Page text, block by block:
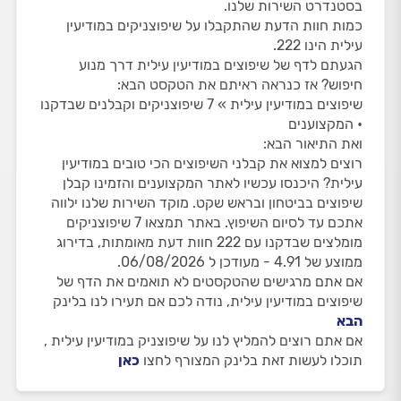
בסטנדרט השירות שלנו.
כמות חוות הדעת שהתקבלו על שיפוצניקים במודיעין
עילית הינו 222.
הגעתם לדף של שיפוצים במודיעין עילית דרך מנוע
חיפוש? אז כנראה ראיתם את הטקסט הבא:
שיפוצים במודיעין עילית » 7 שיפוצניקים וקבלנים שבדקנו
• המקצוענים
ואת התיאור הבא:
רוצים למצוא את קבלני השיפוצים הכי טובים במודיעין
עילית? היכנסו עכשיו לאתר המקצוענים והזמינו קבלן
שיפוצים בביטחון ובראש שקט. מוקד השירות שלנו ילווה
אתכם עד לסיום השיפוץ. באתר תמצאו 7 שיפוצניקים
מומלצים שבדקנו עם 222 חוות דעת מאומתות, בדירוג
ממוצע של 4.91 - מעודכן ל 06/08/2026.
אם אתם מרגישים שהטקסטים לא תואמים את הדף של
שיפוצים במודיעין עילית, נודה לכם אם תעירו לנו בלינק
הבא
אם אתם רוצים להמליץ לנו על שיפוצניק במודיעין עילית ,
תוכלו לעשות זאת בלינק המצורף לחצו כאן